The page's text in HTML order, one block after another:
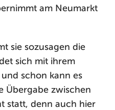
am Neumarkt
sie sozusagen die
sich mit ihrem
schon kann es
Übergabe zwischen
statt, denn auch hier